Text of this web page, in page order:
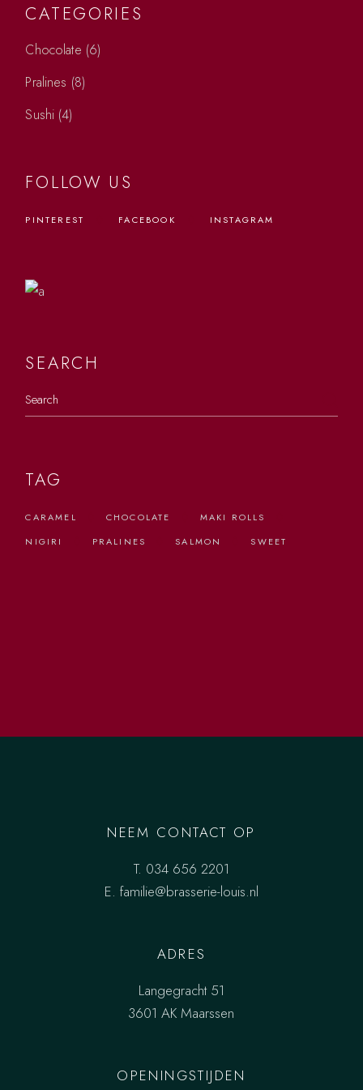
CATEGORIES
Chocolate 66
producten
Pralines 88
producten
Sushi 44
producten
FOLLOW US
PINTEREST FACEBOOK INSTAGRAM
SEARCH
TAG
CARAMEL CHOCOLATE
MAKI ROLLS
NIGIRI
PRALINES SALMON SWEET
NEEM CONTACT OP
T. 034 656 2201
E. familie@brasserie-louis.nl
ADRES
Langegracht 51
3601 AK Maarssen
OPENINGSTIJDEN